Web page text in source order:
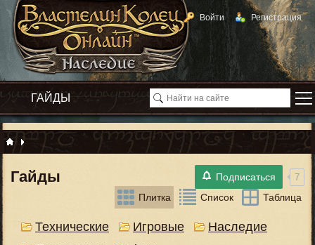
Войти Регистрация
Подписаться 7
Плитка Список Таблица
Гайды
Технические Игровые
Наследие